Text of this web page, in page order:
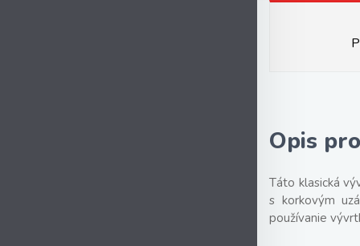
Opis
Táto klasická
s korkovým
používanie